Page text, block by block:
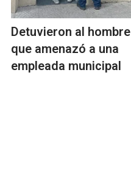
Detuvieron al hombre
que amenazó a una
empleada municipal